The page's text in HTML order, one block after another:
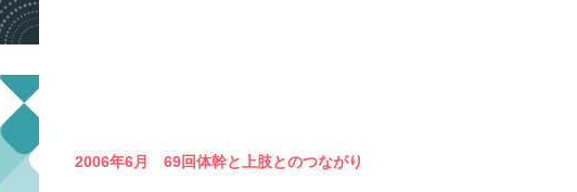
2006年6月 69回体幹と上肢とのつながり